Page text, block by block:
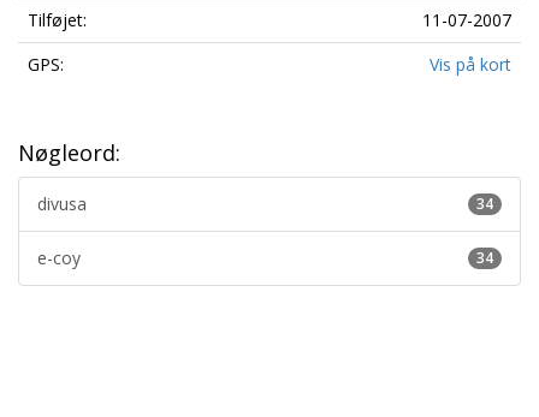
Tilføjet:
11-07-2007
GPS:
Vis på kort
Nøgleord:
34
divusa
34
e-coy